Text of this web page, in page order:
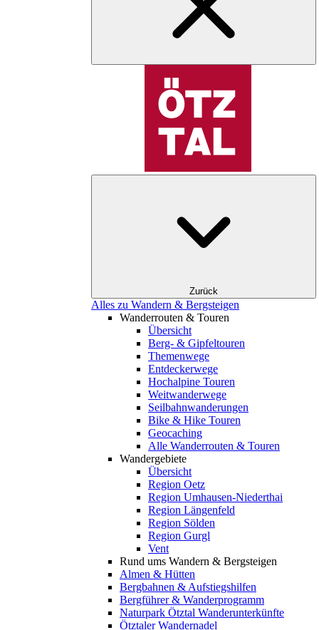
Zurück
Alles zu Wandern & Bergsteigen
Wanderrouten & Touren
Übersicht
Berg- & Gipfeltouren
Themenwege
Entdeckerwege
Hochalpine Touren
Weitwanderwege
Seilbahnwanderungen
Bike & Hike Touren
Geocaching
Alle Wanderrouten & Touren
Wandergebiete
Übersicht
Region Oetz
Region Umhausen-Niederthai
Region Längenfeld
Region Sölden
Region Gurgl
Vent
Rund ums Wandern & Bergsteigen
Almen & Hütten
Bergbahnen & Aufstiegshilfen
Bergführer & Wanderprogramm
Naturpark Ötztal Wanderunterkünfte
Ötztaler Wandernadel